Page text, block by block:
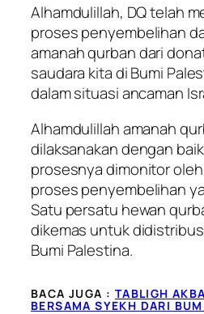
Alhamdulillah, DQ telah
proses penyembelihan
amanah qurban dari
saudara kita di Bumi
dalam situasi ancaman
Alhamdulillah amanah
dilaksanakan dengan
prosesnya dimonitor
proses penyembelihan
Satu persatu hewan
dikemas untuk
Bumi Palestina.
BACA JUGA : TABLIGH
BERSAMA SYEKH DARI